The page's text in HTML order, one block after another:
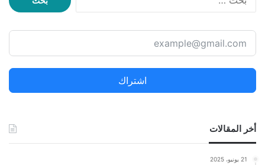
عن:
اشتراك
أخر المقالات
21 يونيو، 2025